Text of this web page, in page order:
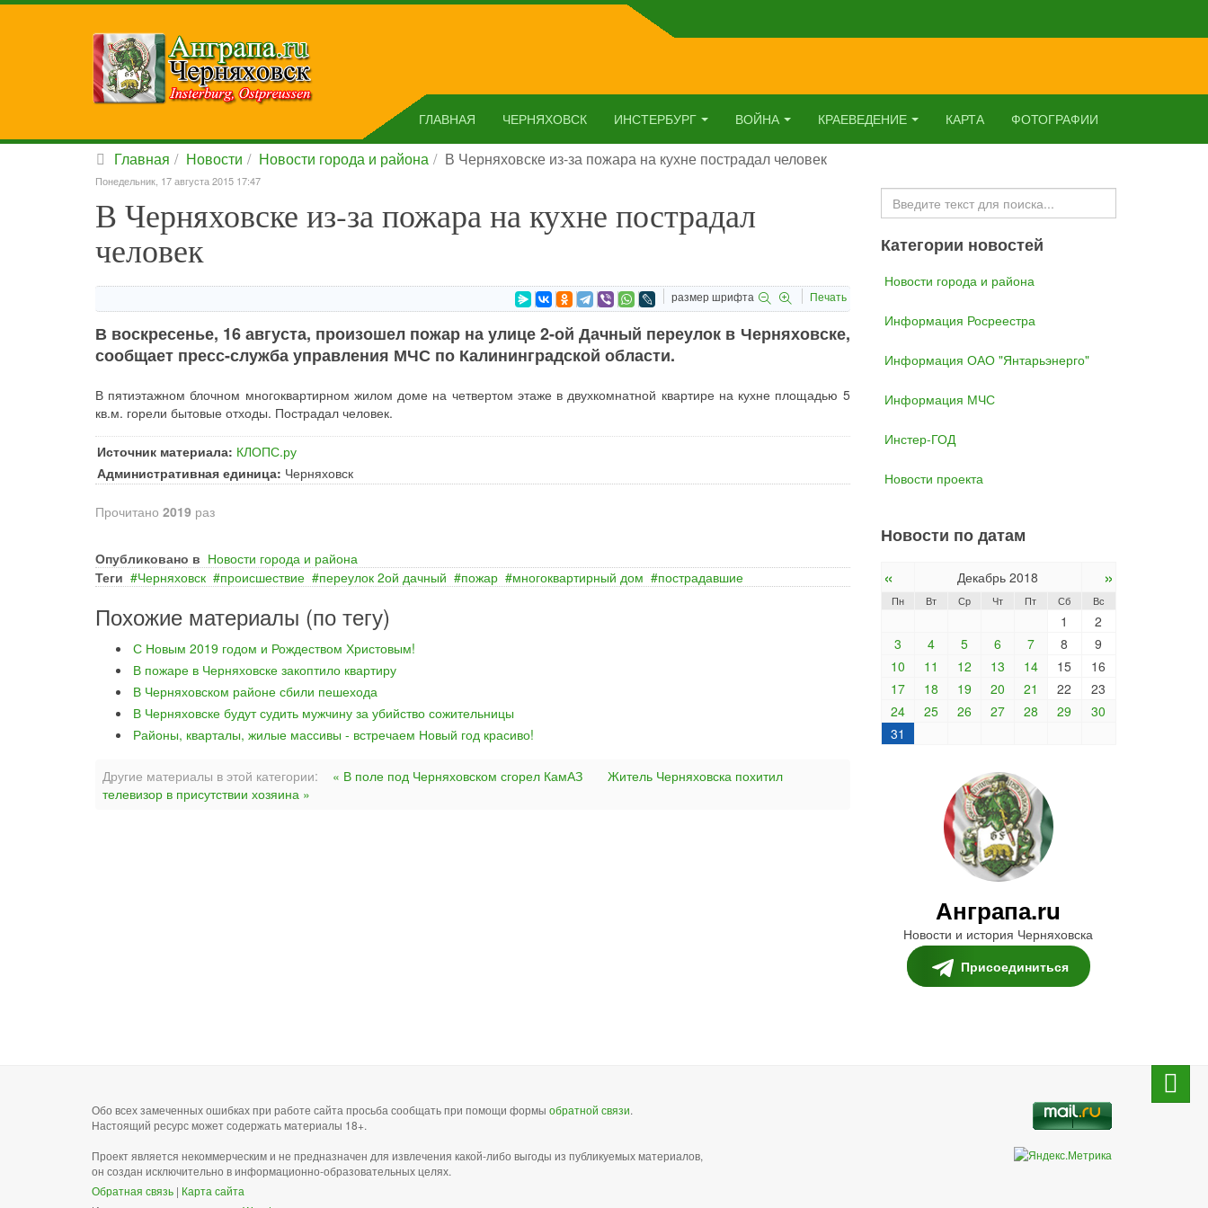
ГЛАВНАЯ ЧЕРНЯХОВСК ИНСТЕРБУРГ ВОЙНА КРАЕВЕДЕНИЕ КАРТА ФОТОГРАФИИ
Главная Новости Новости города и района В Черняховске из-за пожара на кухне пострадал человек
Понедельник, 17 августа 2015 17:47
В Черняховске из-за пожара на кухне пострадал
человек
размер шрифта Печать
В воскресенье, 16 августа, произошел пожар на улице 2-ой Дачный переулок в Черняховске,
сообщает пресс-служба управления МЧС по Калининградской области.
В пятиэтажном блочном многоквартирном жилом доме на четвертом этаже в двухкомнатной квартире на кухне площадью 5
кв.м. горели бытовые отходы. Пострадал человек.
Источник материала: КЛОПС.ру
Административная единица: Черняховск
Прочитано 2019 раз
Опубликовано в Новости города и района
Теги
Черняховск происшествие переулок 2ой дачный пожар многоквартирный дом пострадавшие
Похожие материалы (по тегу)
С Новым 2019 годом и Рождеством Христовым!
В пожаре в Черняховске закоптило квартиру
В Черняховском районе сбили пешехода
В Черняховске будут судить мужчину за убийство сожительницы
Районы, кварталы, жилые массивы - встречаем Новый год красиво!
Другие материалы в этой категории: « В поле под Черняховском сгорел КамАЗ
Житель Черняховска похитил
телевизор в присутствии хозяина »
Искать...
Категории новостей
Новости города и района
Информация Росреестра
Информация ОАО "Янтарьэнерго"
Информация МЧС
Инстер-ГОД
Новости проекта
Новости по датам
« Декабрь 2018 »
Пн Вт Ср Чт Пт Сб Вс
1
2
3
4 5 6 7 8
9
10
11 12 13 14 15
16
17
18 19 20 21 22
23
24
25 26 27 28 29
30
31
Анграпа.ru
Новости и история Черняховска
Присоединиться
Обо всех замеченных ошибках при работе сайта просьба сообщать при помощи формы обратной связи.
Настоящий ресурс может содержать материалы 18+.
Проект является некоммерческим и не предназначен для извлечения какой-либо выгоды из публикуемых материалов,
он создан исключительно в информационно-образовательных целях.
Обратная связь | Карта сайта